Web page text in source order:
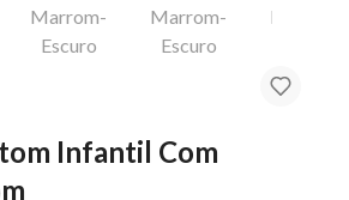
Infantil Com